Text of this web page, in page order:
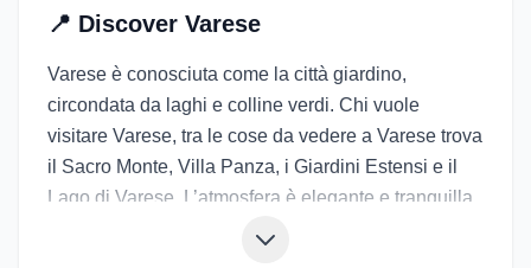
📍 Discover Varese
Varese è conosciuta come la città giardino,
circondata da laghi e colline verdi. Chi vuole
visitare Varese, tra le cose da vedere a Varese trova
il Sacro Monte, Villa Panza, i Giardini Estensi e il
Lago di Varese. L’atmosfera è elegante e tranquilla,